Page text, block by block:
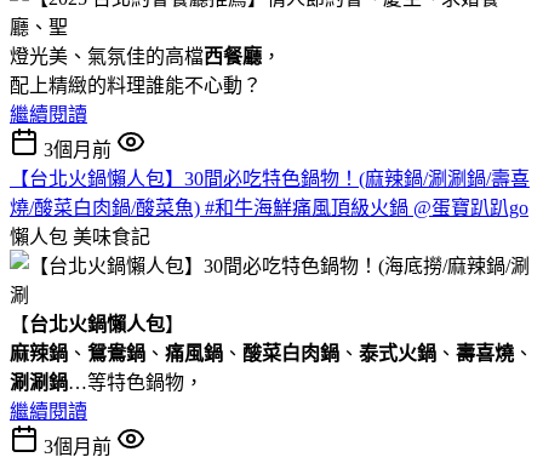
燈光美、氣氛佳的高檔西餐廳 ，
配上精緻的料理誰能不心動？
繼續閱讀
3個月前
【台北火鍋懶人包】30間必吃特色鍋物！(麻辣鍋/涮涮鍋/壽喜
燒/酸菜白肉鍋/酸菜魚) #和牛海鮮痛風頂級火鍋 @蛋寶趴趴go
懶人包 美味食記
【台北火鍋懶人包】
麻辣鍋 、 鴛鴦鍋 、 痛風鍋 、 酸菜白肉鍋 、 泰式火鍋 、 壽喜燒 、
涮涮鍋…等特色鍋物，
繼續閱讀
3個月前